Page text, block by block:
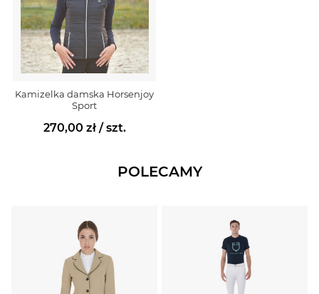
Kamizelka damska Horsenjoy
Sport
270,00 zł/ szt.
POLECAMY